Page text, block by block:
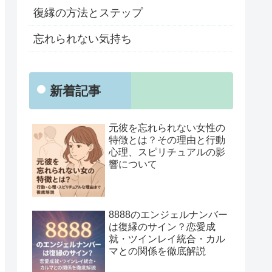
復縁の方法とステップ
忘れられない気持ち
新着記事
元彼を忘れられない女性の
特徴とは？その理由と行動
心理、スピリチュアルの影
響について
8888のエンジェルナンバー
は復縁のサイン？恋愛成
就・ツインレイ統合・カル
マとの関係を徹底解説